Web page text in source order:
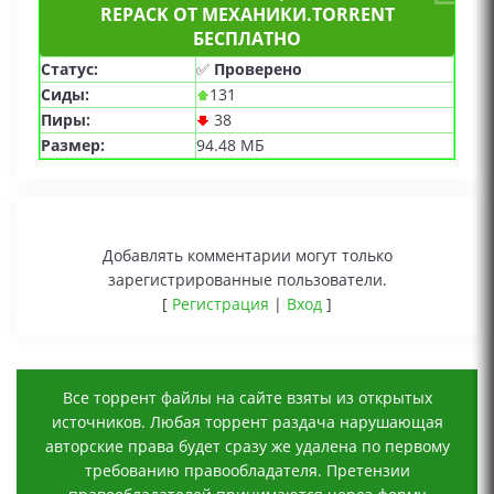
REPACK ОТ МЕХАНИКИ.TORRENT
БЕСПЛАТНО
Статус: ✅ Проверено
Сиды:
131
Пиры:
38
Размер:
94.48 МБ
Добавлять комментарии могут только
зарегистрированные пользователи.
[ Регистрация | Вход ]
Все торрент файлы на сайте взяты из открытых
источников. Любая торрент раздача нарушающая
авторские права будет сразу же удалена по первому
требованию правообладателя. Претензии